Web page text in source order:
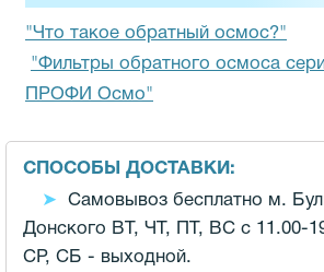
"Что такое обратный осмос?"
"Фильтры обратного осмоса
ПРОФИ Осмо"
СПОСОБЫ ДОСТАВКИ:
Самовывоз бесплатно м.
Донского ВТ, ЧТ, ПТ, ВС с 11.00-
СР, СБ - выходной.